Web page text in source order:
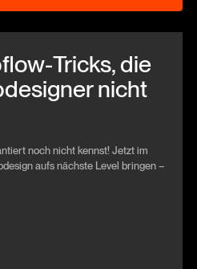
die
nicht
noch nicht kennst! Jetzt im
aufs nächste Level bringen –